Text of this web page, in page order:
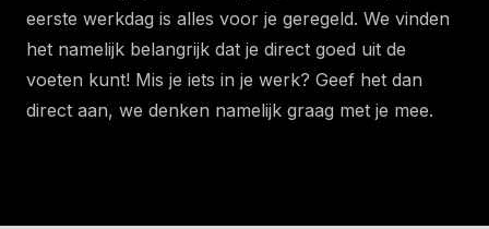
eerste werkdag is alles voor je geregeld. We vinden
het namelijk belangrijk dat je direct goed uit de
voeten kunt! Mis je iets in je werk? Geef het dan
direct aan, we denken namelijk graag met je mee.